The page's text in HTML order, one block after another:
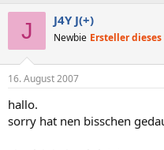
J J4Y J(+)
Newbie Ersteller dieses
16. August 2007
hallo.
sorry hat nen bisschen